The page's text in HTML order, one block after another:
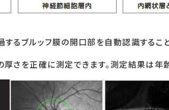
るブルッフ膜の開口部を自動認識するこ
さを正確に測定できます。測定結果は